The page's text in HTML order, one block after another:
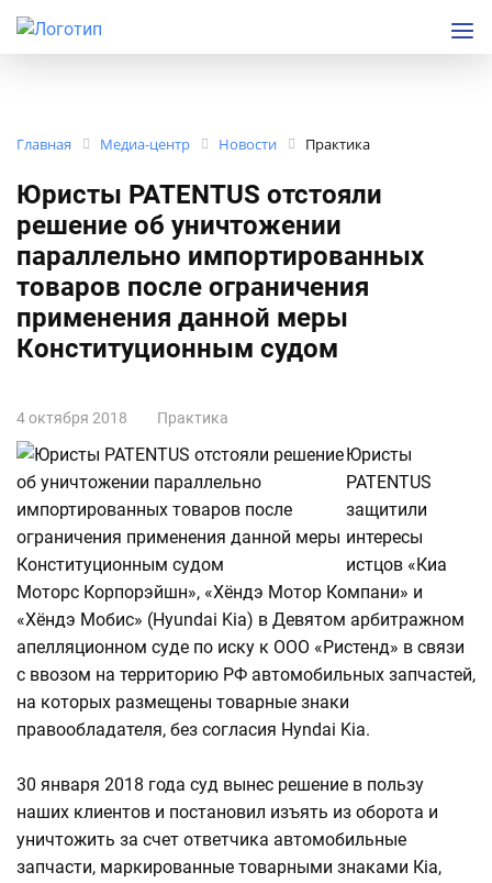
Главная Медиа-центр Новости Практика
Юристы PATENTUS отстояли
решение об уничтожении
параллельно импортированных
товаров после ограничения
применения данной меры
Конституционным судом
4 октября 2018 Практика
Юристы
PATENTUS
защитили
интересы
истцов «Киа
Моторс Корпорэйшн», «Хёндэ Мотор Компани» и
«Хёндэ Мобис» (Hyundai Kia) в Девятом арбитражном
апелляционном суде по иску к ООО «Ристенд» в связи
с ввозом на территорию РФ автомобильных запчастей,
на которых размещены товарные знаки
правообладателя, без согласия Hyndai Kia.
30 января 2018 года суд вынес решение в пользу
наших клиентов и постановил изъять из оборота и
уничтожить за счет ответчика автомобильные
запчасти, маркированные товарными знаками Кiа,